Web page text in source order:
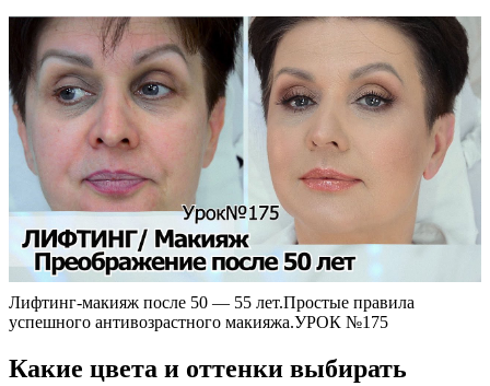
Лифтинг-макияж после 50 — 55 лет.Простые правила
успешного антивозрастного макияжа.УРОК №175
Какие цвета и оттенки выбирать